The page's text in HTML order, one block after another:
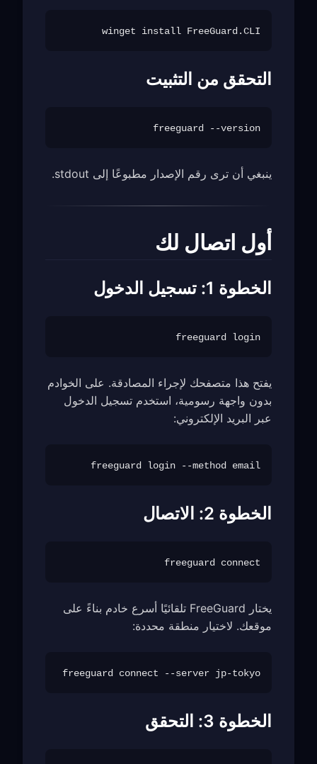
winget install FreeGuard.CLI
التحقق من التثبيت
freeguard --version
ينبغي أن ترى رقم الإصدار مطبوعًا إلى stdout.
أول اتصال لك
الخطوة 1: تسجيل الدخول
freeguard login
يفتح هذا متصفحك لإجراء المصادقة. على الخوادم
بدون واجهة رسومية، استخدم تسجيل الدخول
عبر البريد الإلكتروني:
freeguard login --method email
الخطوة 2: الاتصال
freeguard connect
يختار FreeGuard تلقائيًا أسرع خادم بناءً على
موقعك. لاختيار منطقة محددة:
freeguard connect --server jp-tokyo
الخطوة 3: التحقق